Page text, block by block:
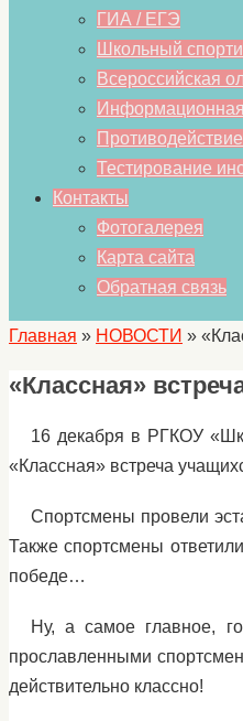
ГИА / ЕГЭ
Школьный
Всероссийская
Информационная
Тестирование
Контакты
Фотогалерея
Карта сайта
Обратная связь
Главная » НОВОСТИ »
«Классная»
16 декабря в РГКОУ
«Классная» встреча
Спортсмены провели
Также спортсмены
победе…
Ну, а самое главное,
прославленными
действительно классно!